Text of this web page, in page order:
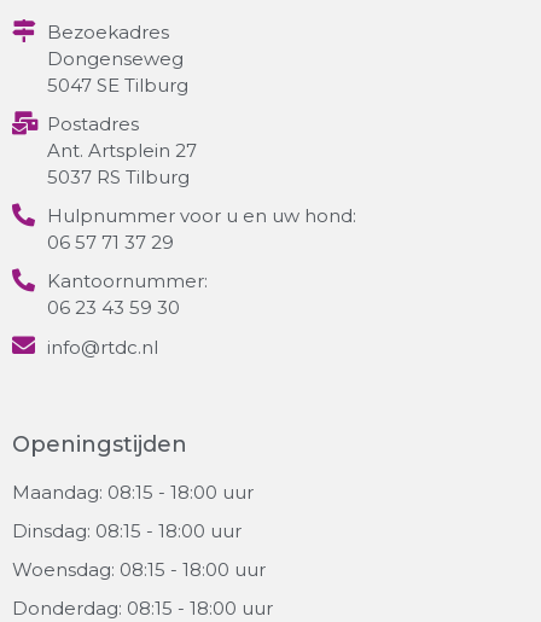
Bezoekadres
Dongenseweg
5047 SE Tilburg
Postadres
Ant. Artsplein 27
5037 RS Tilburg
Hulpnummer voor u en uw hond:
06 57 71 37 29
Kantoornummer:
06 23 43 59 30
info@rtdc.nl
Openingstijden
Maandag: 08:15 - 18:00 uur
Dinsdag: 08:15 - 18:00 uur
Woensdag: 08:15 - 18:00 uur
Donderdag: 08:15 - 18:00 uur